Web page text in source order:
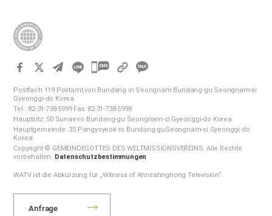
카
오
공
하
Postfach 119 Postamt von Bundang in Seongnam Bundang-gu Seongnam-si
Gyeonggi-do Korea
Tel.: 82-31-738-5999 Fax: 82-31-738-5998
Hauptsitz: 50 Sunae-ro Bundang-gu Seongnam-si Gyeonggi-do Korea
Hauptgemeinde: 35 Pangyoyeok-ro Bundang-guSeongnam-si Gyeonggi-do
Korea
Copyright © GEMEINDEGOTTES DES WELTMISSIONSVEREINS. Alle Rechte
vorbehalten. Datenschutzbestimmungen
WATV ist die Abkürzung für „Witness of Ahnsahnghong Television“.
Anfrage